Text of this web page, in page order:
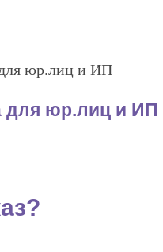
для юр.лиц и ИП